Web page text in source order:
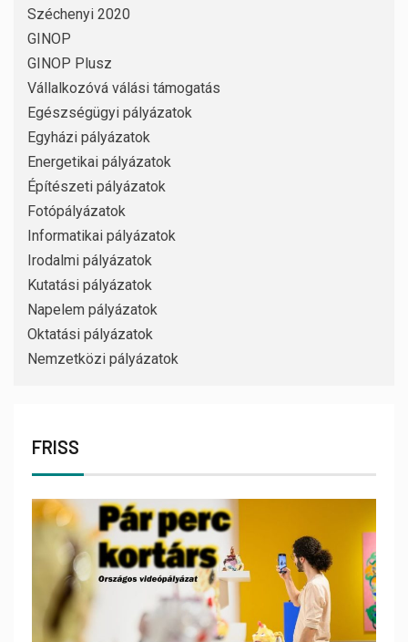
Széchenyi 2020
GINOP
GINOP Plusz
Vállalkozóvá válási támogatás
Egészségügyi pályázatok
Egyházi pályázatok
Energetikai pályázatok
Építészeti pályázatok
Fotópályázatok
Informatikai pályázatok
Irodalmi pályázatok
Kutatási pályázatok
Napelem pályázatok
Oktatási pályázatok
Nemzetközi pályázatok
FRISS